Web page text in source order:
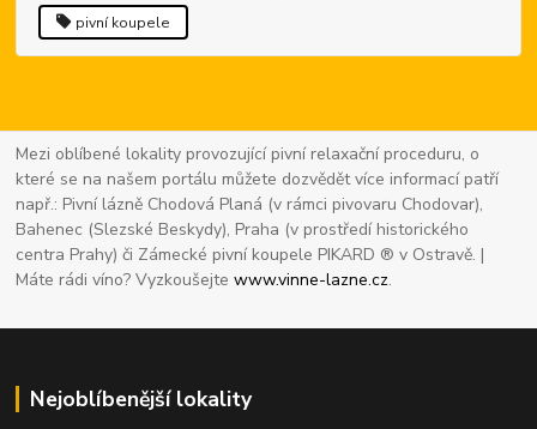
pivní koupele
Mezi oblíbené lokality provozující pivní relaxační proceduru, o
které se na našem portálu můžete dozvědět více informací patří
např.: Pivní lázně Chodová Planá (v rámci pivovaru Chodovar),
Bahenec (Slezské Beskydy), Praha (v prostředí historického
centra Prahy) či Zámecké pivní koupele PIKARD ® v Ostravě. |
Máte rádi víno? Vyzkoušejtewww.vinne-lazne.cz.
Nejoblíbenější lokality